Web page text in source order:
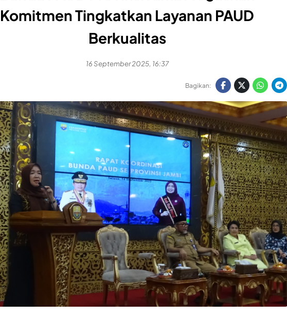
Komitmen Tingkatkan Layanan PAUD
Berkualitas
16 September 2025, 16:37
Bagikan: